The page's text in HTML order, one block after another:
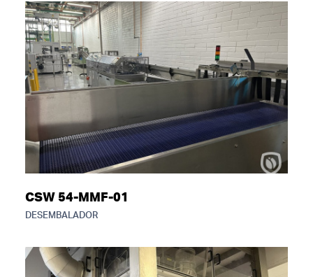
CSW 54-MMF-01
DESEMBALADOR